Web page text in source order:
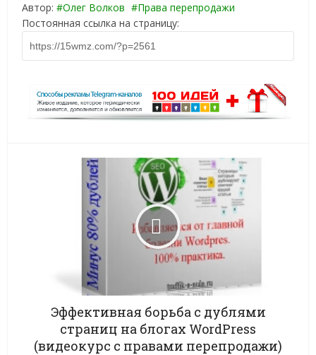
Автор: Олег Волков
Права перепродажи
Постоянная ссылка на страницу:
Эффективная борьба с дублями
страниц на блогах WordPress
(видеокурс с правами перепродажи)